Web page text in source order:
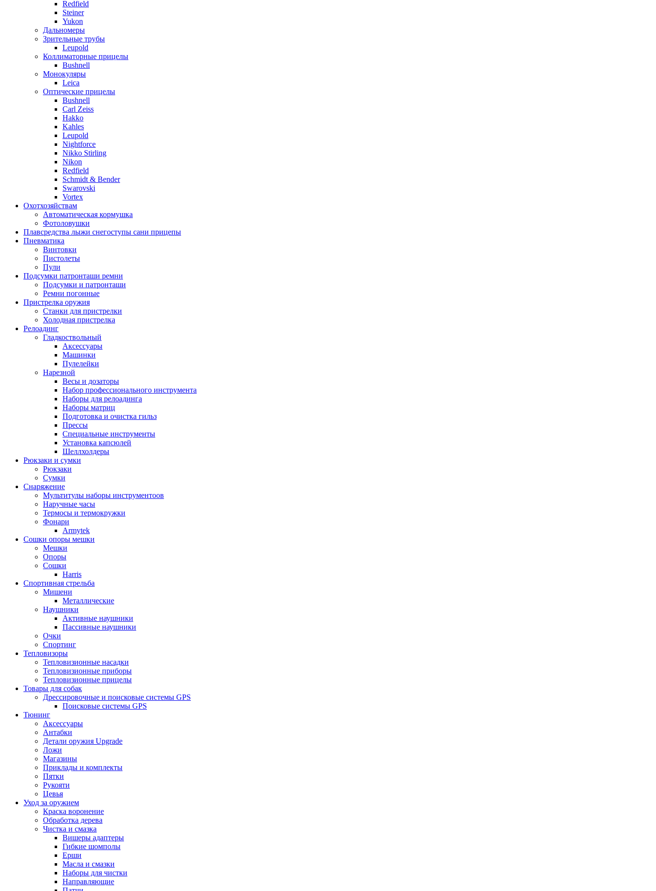
Redfield
Steiner
Yukon
Дальномеры
Зрительные трубы
Leupold
Коллиматорные прицелы
Bushnell
Монокуляры
Leica
Оптические прицелы
Bushnell
Carl Zeiss
Hakko
Kahles
Leupold
Nightforce
Nikko Stirling
Nikon
Redfield
Schmidt & Bender
Swarovski
Vortex
Охотхозяйствам
Автоматическая кормушка
Фотоловушки
Плавсредства лыжи снегоступы сани прицепы
Пневматика
Винтовки
Пистолеты
Пули
Подсумки патронташи ремни
Подсумки и патронташи
Ремни погонные
Пристрелка оружия
Станки для пристрелки
Холодная пристрелка
Релоадинг
Гладкоствольный
Аксессуары
Машинки
Пулелейки
Нарезной
Весы и дозаторы
Набор профессионального инструмента
Наборы для релоадинга
Наборы матриц
Подготовка и очистка гильз
Прессы
Специальные инструменты
Установка капсюлей
Шеллхолдеры
Рюкзаки и сумки
Рюкзаки
Сумки
Снаряжение
Мультитулы наборы инструментоов
Наручные часы
Термосы и термокружки
Фонари
Armytek
Сошки опоры мешки
Мешки
Опоры
Сошки
Harris
Спортивная стрельба
Мишени
Металлические
Наушники
Активные наушники
Пассивные наушники
Очки
Спортинг
Тепловизоры
Тепловизионные насадки
Тепловизионные приборы
Тепловизионные прицелы
Товары для собак
Дрессировочные и поисковые системы GPS
Поисковые системы GPS
Тюнинг
Аксессуары
Антабки
Детали оружия Upgrade
Ложи
Магазины
Приклады и комплекты
Пятки
Рукояти
Цевья
Уход за оружием
Краска воронение
Обработка дерева
Чистка и смазка
Вишеры адаптеры
Гибкие шомполы
Ерши
Масла и смазки
Наборы для чистки
Направляющие